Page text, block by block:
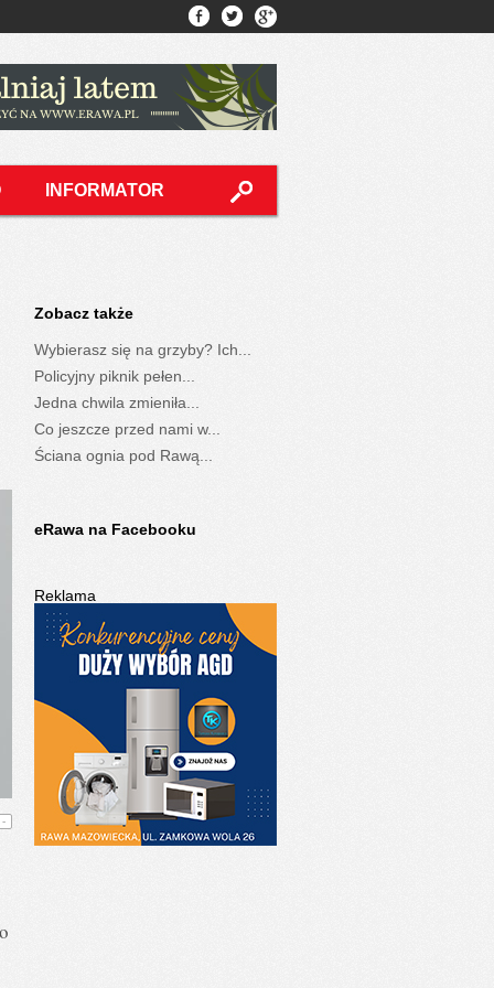
INFORMATOR
-
Zobacz także
Wybierasz się na grzyby? Ich...
Policyjny piknik pełen...
Jedna chwila zmieniła...
Co jeszcze przed nami w...
Ściana ognia pod Rawą...
eRawa na Facebooku
Reklama